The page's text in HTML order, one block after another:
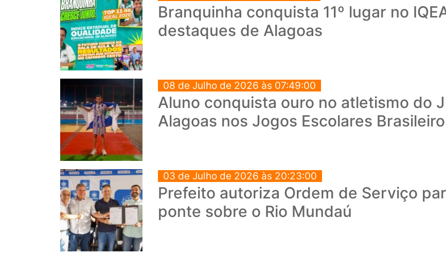
Branquinha conquista 11º lugar no
destaques de Alagoas
08 de Julho de 2026 às 07:49:00
Aluno conquista ouro no atletismo do
Alagoas nos Jogos Escolares
03 de Julho de 2026 às 20:23:00
Prefeito autoriza Ordem de Serviço
ponte sobre o Rio Mundaú